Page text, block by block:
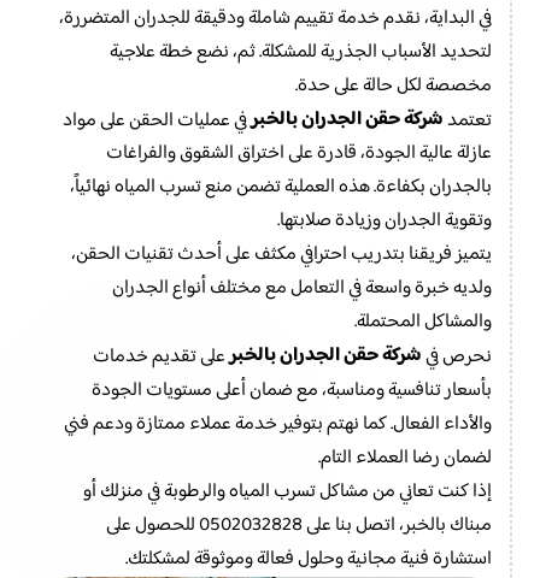
في البداية، نقدم خدمة تقييم شاملة ودقيقة للجدران المتضررة،
لتحديد الأسباب الجذرية للمشكلة. ثم، نضع خطة علاجية
مخصصة لكل حالة على حدة.
تعتمدشركة حقن الجدران بالخبرفي عمليات الحقن على مواد
عازلة عالية الجودة، قادرة على اختراق الشقوق والفراغات
بالجدران بكفاءة. هذه العملية تضمن منع تسرب المياه نهائياً،
وتقوية الجدران وزيادة صلابتها.
يتميز فريقنا بتدريب احترافي مكثف على أحدث تقنيات الحقن،
ولديه خبرة واسعة في التعامل مع مختلف أنواع الجدران
والمشاكل المحتملة.
نحرص فيشركة حقن الجدران بالخبرعلى تقديم خدمات
بأسعار تنافسية ومناسبة، مع ضمان أعلى مستويات الجودة
والأداء الفعال. كما نهتم بتوفير خدمة عملاء ممتازة ودعم فني
لضمان رضا العملاء التام.
إذا كنت تعاني من مشاكل تسرب المياه والرطوبة في منزلك أو
مبناك بالخبر، اتصل بنا على 0502032828 للحصول على
استشارة فنية مجانية وحلول فعالة وموثوقة لمشكلتك.